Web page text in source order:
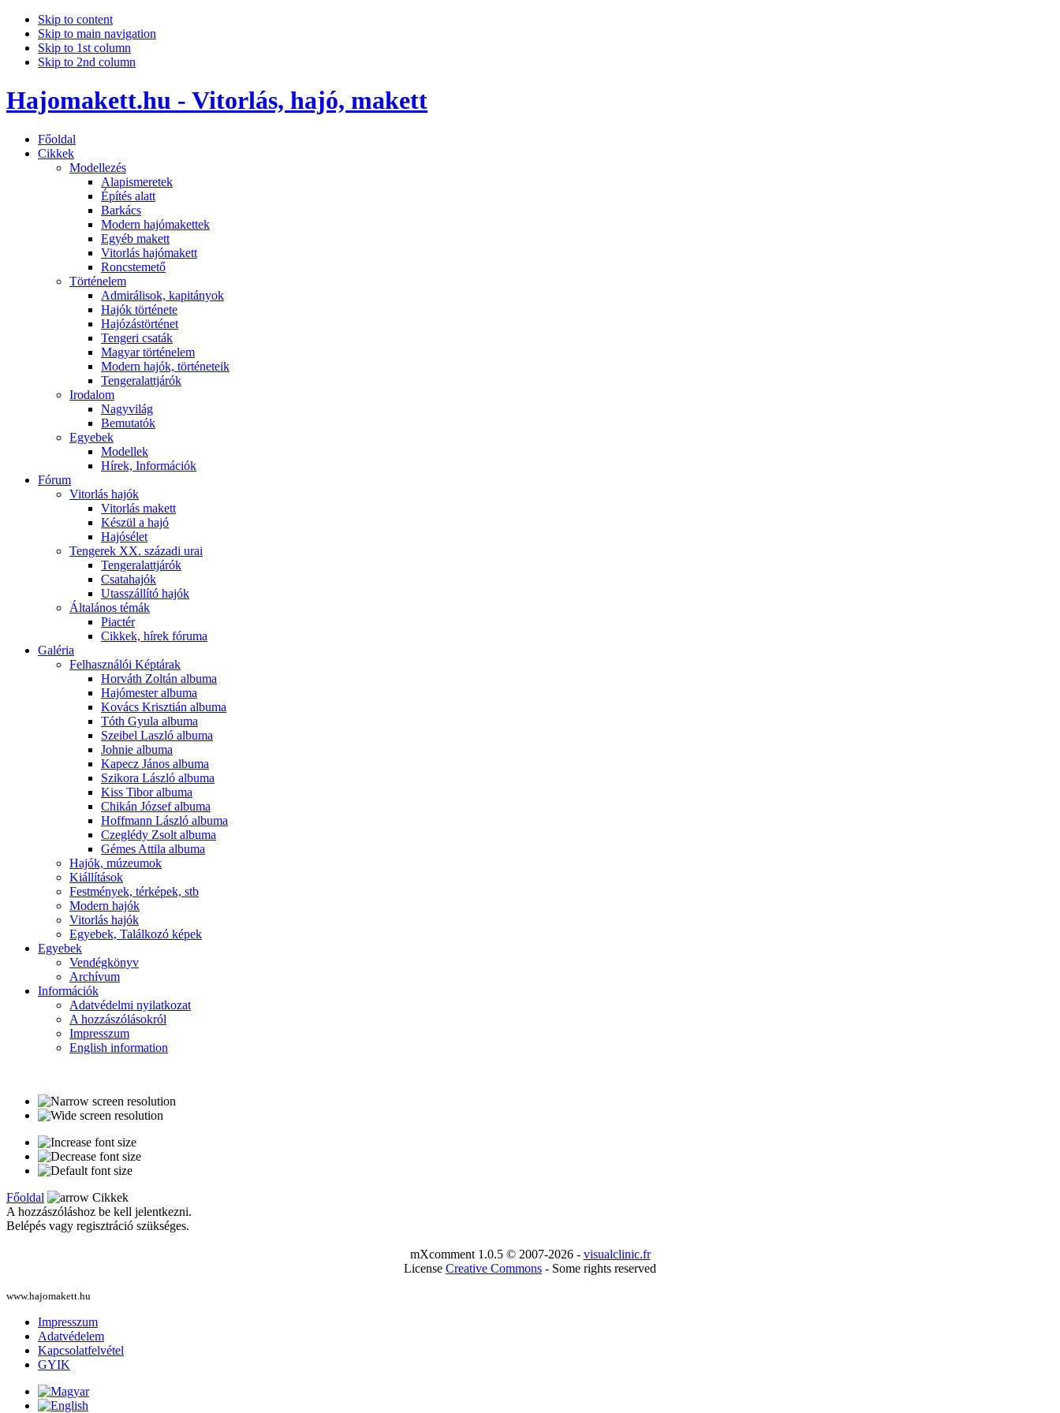
Skip to content
Skip to main navigation
Skip to 1st column
Skip to 2nd column
Hajomakett.hu - Vitorlás, hajó, makett
Főoldal
Cikkek
Modellezés
Alapismeretek
Építés alatt
Barkács
Modern hajómakettek
Egyéb makett
Vitorlás hajómakett
Roncstemető
Történelem
Admirálisok, kapitányok
Hajók története
Hajózástörténet
Tengeri csaták
Magyar történelem
Modern hajók, történeteik
Tengeralattjárók
Irodalom
Nagyvilág
Bemutatók
Egyebek
Modellek
Hírek, Információk
Fórum
Vitorlás hajók
Vitorlás makett
Készül a hajó
Hajósélet
Tengerek XX. századi urai
Tengeralattjárók
Csatahajók
Utasszállító hajók
Általános témák
Piactér
Cikkek, hírek fóruma
Galéria
Felhasználói Képtárak
Horváth Zoltán albuma
Hajómester albuma
Kovács Krisztián albuma
Tóth Gyula albuma
Szeibel Laszló albuma
Johnie albuma
Kapecz János albuma
Szikora László albuma
Kiss Tibor albuma
Chikán József albuma
Hoffmann László albuma
Czeglédy Zsolt albuma
Gémes Attila albuma
Hajók, múzeumok
Kiállítások
Festmények, térképek, stb
Modern hajók
Vitorlás hajók
Egyebek, Találkozó képek
Egyebek
Vendégkönyv
Archívum
Információk
Adatvédelmi nyilatkozat
A hozzászólásokról
Impresszum
English information
Főoldal
Cikkek
A hozzászóláshoz be kell jelentkezni.
Belépés vagy regisztráció szükséges.
mXcomment 1.0.5 © 2007-2026 - visualclinic.fr
License Creative Commons - Some rights reserved
www.hajomakett.hu
Impresszum
Adatvédelem
Kapcsolatfelvétel
GYIK